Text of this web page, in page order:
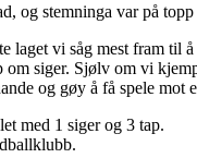
og stemninga var på
laget vi såg mest fram
siger. Sjølv om vi
og gøy å få spele mot
med 1 siger og 3 tap.